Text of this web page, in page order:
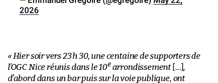
2026
« Hier soir vers 23 h 30, une centaine de supporters de
l’OGC Nice réunis dans le 10earrondissement[…],
d’abord dans un bar puis sur la voie publique, ont